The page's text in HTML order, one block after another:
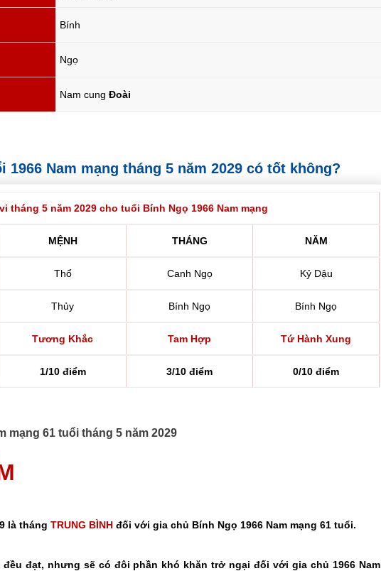
Bính
Ngọ
Nam cung Đoài
Nam mạng tháng 5 năm 2029 có tốt không?
tháng 5 năm 2029 cho tuổi Bính Ngọ 1966 Nam mạng
MỆNH THÁNG NĂM
Thổ Canh Ngọ Kỷ Dậu
Thủy Bính Ngọ Bính Ngọ
Tương Khắc Tam Hợp Tứ Hành Xung
1/10 điểm 3/10 điểm 0/10 điểm
mạng 61 tuổi tháng 5 năm 2029
là tháng TRUNG BÌNH đối với gia chủ Bính Ngọ 1966 Nam mạng 61 tuổi.
đều đạt, nhưng sẽ có đôi phần khó khăn trở ngại đối với gia chủ 1966 Nam